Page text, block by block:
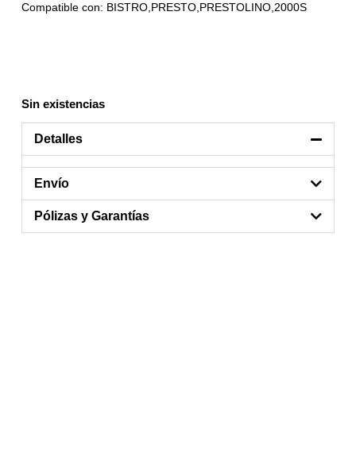
Compatible con: BISTRO,PRESTO,PRESTOLINO,2000S
Sin existencias
Detalles
Envío
Pólizas y Garantías